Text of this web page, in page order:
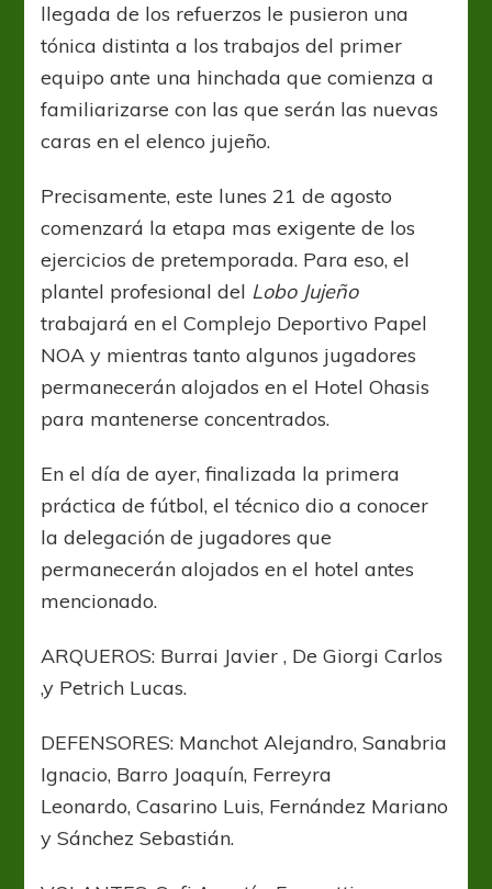
llegada de los refuerzos le pusieron una
tónica distinta a los trabajos del primer
equipo ante una hinchada que comienza a
familiarizarse con las que serán las nuevas
caras en el elenco jujeño.
Precisamente, este lunes 21 de agosto
comenzará la etapa mas exigente de los
ejercicios de pretemporada. Para eso, el
plantel profesional del Lobo Jujeño
trabajará en el Complejo Deportivo Papel
NOA y mientras tanto algunos jugadores
permanecerán alojados en el Hotel Ohasis
para mantenerse concentrados.
En el día de ayer, finalizada la primera
práctica de fútbol, el técnico dio a conocer
la delegación de jugadores que
permanecerán alojados en el hotel antes
mencionado.
ARQUEROS: Burrai Javier , De Giorgi Carlos
,y Petrich Lucas.
DEFENSORES: Manchot Alejandro,Sanabria
Ignacio, Barro Joaquín, Ferreyra
Leonardo, Casarino Luis, Fernández Mariano
y Sánchez Sebastián.